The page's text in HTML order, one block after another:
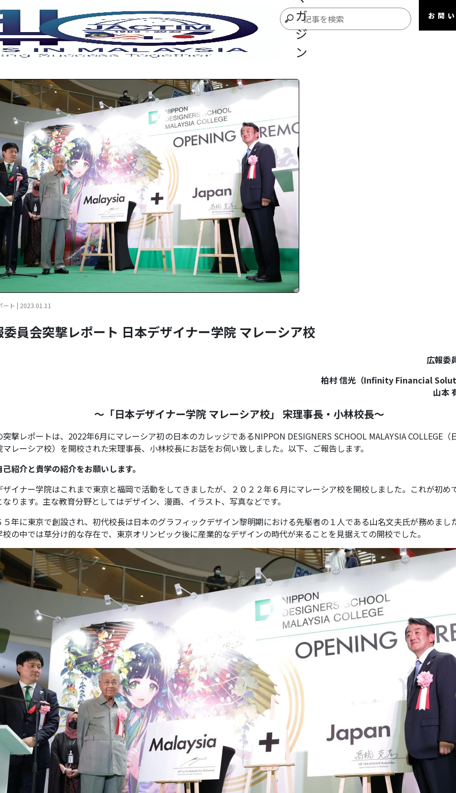
ガ
ジ
ン
お問
ート | 2023.01.11
委員会突撃レポート 日本デザイナー学院 マレーシア校
広報委
柏村 信光（Infinity Financial
山本
～「日本デザイナー学院 マレーシア校」 宋理事長・小林校長～
撃レポートは、2022年6月にマレーシア初の日本のカレッジであるNIPPON DESIGNERS SCHOOL MALAYSIA COLLEGE（
マレーシア校）を開校された宋理事長、小林校長にお話をお伺い致しました。以下、ご報告します。
紹介と貴学の紹介をお願いします。
ザイナー学院はこれまで東京と福岡で活動をしてきましたが、２０２２年６月にマレーシア校を開校しました。これが初め
ります。主な教育分野としてはデザイン、漫画、イラスト、写真などです。
５年に東京で創設され、初代校長は日本のグラフィックデザイン黎明期における先駆者の１人である山名文夫氏が務めまし
校の中では草分け的な存在で、東京オリンピック後に産業的なデザインの時代が来ることを見据えての開校でした。